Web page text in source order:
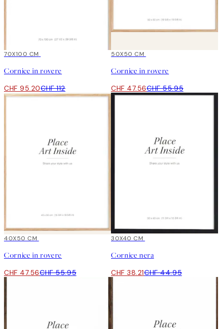
15%*
70X100 CM
Cornice in rovere
CHF 95.20CHF 112
15%*
50X50 CM
Cornice in rovere
CHF 47.56CHF 55.95
15%*
40X50 CM
Cornice in rovere
CHF 47.56CHF 55.95
15%*
30X40 CM
Cornice nera
CHF 38.21CHF 44.95